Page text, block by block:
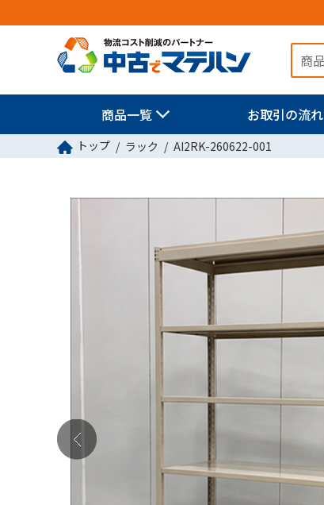
商品一覧 お取引の流れ
トップ ラック AI2RK-260622-001